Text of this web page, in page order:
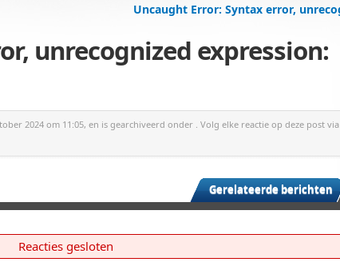
Uncaught Error: Syntax error,
unrecognized expression:
2024 om 11:05, en is gearchiveerd onder . Volg elke reactie op deze post via
Gerelateerde berichten
Reacties gesloten